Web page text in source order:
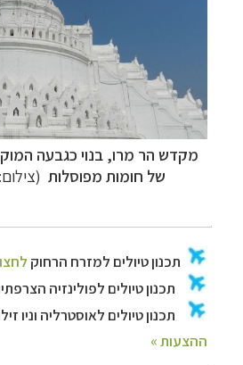
מקדש הר מרו,בנוי כגבעה
של חומות מפוסלות (צילום: